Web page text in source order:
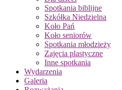
Spotkania biblijne
Szkółka Niedzielna
Koło Pań
Koło seniorów
Spotkania młodzieży
Zajęcia plastyczne
Inne spotkania
Wydarzenia
Galeria